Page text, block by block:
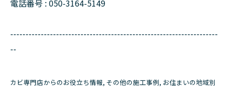
電話番号 : 050-3164-5149
--------------------------------------------------------------------
--
カビ専門店からのお役立ち情報 その他の施工事例 お住まいの地域別